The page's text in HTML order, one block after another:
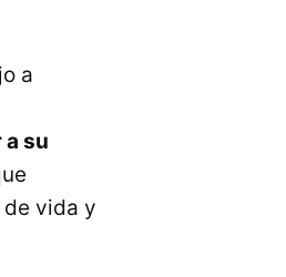
a
a su
vida y